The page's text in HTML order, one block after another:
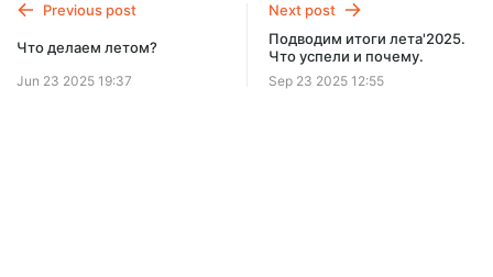
SUBSCRIBE
Previous post
Что делаем летом?
Jun 23 2025 19:37
Next post
Подводим итоги лета'2025.
Что успели и почему.
Sep 23 2025 12:55